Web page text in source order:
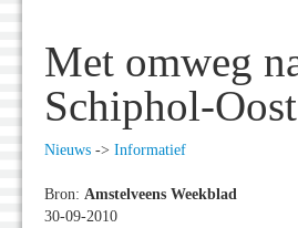
Met omweg
Schiphol-Oost
Nieuws -> Informatief
Bron: Amstelveens Weekblad
30-09-2010